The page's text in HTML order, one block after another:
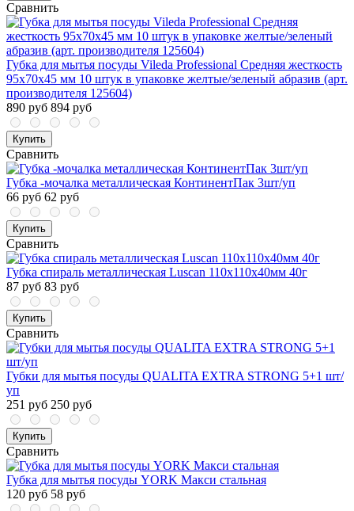
Сравнить
Губка для мытья посуды Vileda Professional Средняя жесткость
95х70х45 мм 10 штук в упаковке желтые/зеленый абразив (арт.
производителя 125604)
890 руб 894 руб
Купить
Сравнить
Губка -мочалка металлическая КонтинентПак 3шт/уп
66 руб 62 руб
Купить
Сравнить
Губка спираль металлическая Luscan 110х110х40мм 40г
87 руб 83 руб
Купить
Сравнить
Губки для мытья посуды QUALITA EXTRA STRONG 5+1 шт/
уп
251 руб 250 руб
Купить
Сравнить
Губка для мытья посуды YORK Макси стальная
120 руб 58 руб